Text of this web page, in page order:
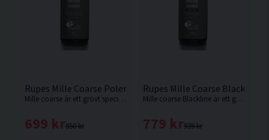
Rupes Mille Coarse Polermedel 1L
Mille coarse är ett grovt specialpolermedel för ljusa lacktyper, kolfiber, gelcoat samt andra kompositmaterial.
850 kr
699 kr
Rupes Mille Coarse Blackline
Mille coarse Blackline är ett grovt specialpolermedel för mörka lacker, gelcoat, kolfiber samt andra kompositmaterial.
939 kr
779 kr